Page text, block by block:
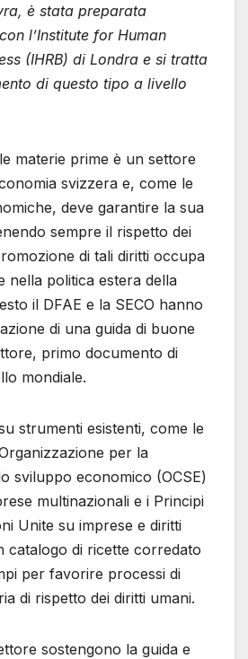
è stata preparata
l’Institute for Human
(IHRB) di Londra e si tratta
di questo tipo a livello
materie prime è un settore
svizzera e, come le
deve garantire la sua
sempre il rispetto dei
di tali diritti occupa
nella politica estera della
il DFAE e la SECO hanno
di una guida di buone
primo documento di
mondiale.
strumenti esistenti, come le
per la
sviluppo economico (OCSE)
multinazionali e i Principi
Unite su imprese e diritti
catalogo di ricette corredato
per favorire processi di
di rispetto dei diritti umani.
sostengono la guida e